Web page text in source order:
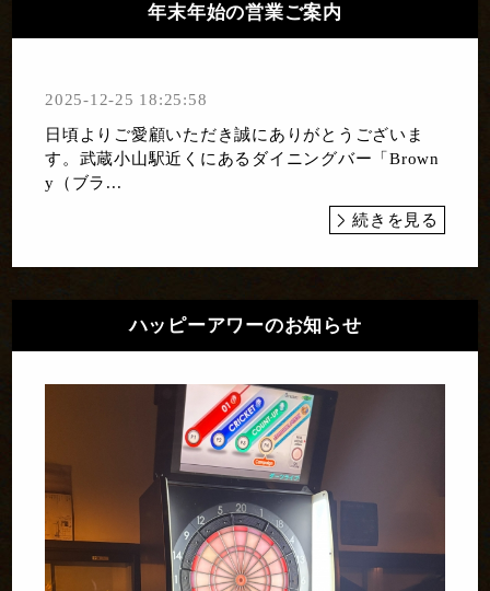
年末年始の営業ご案内
2025-12-25 18:25:58
日頃よりご愛顧いただき誠にありがとうございま
す。武蔵小山駅近くにあるダイニングバー「Brown
y（ブラ...
続きを見る
ハッピーアワーのお知らせ